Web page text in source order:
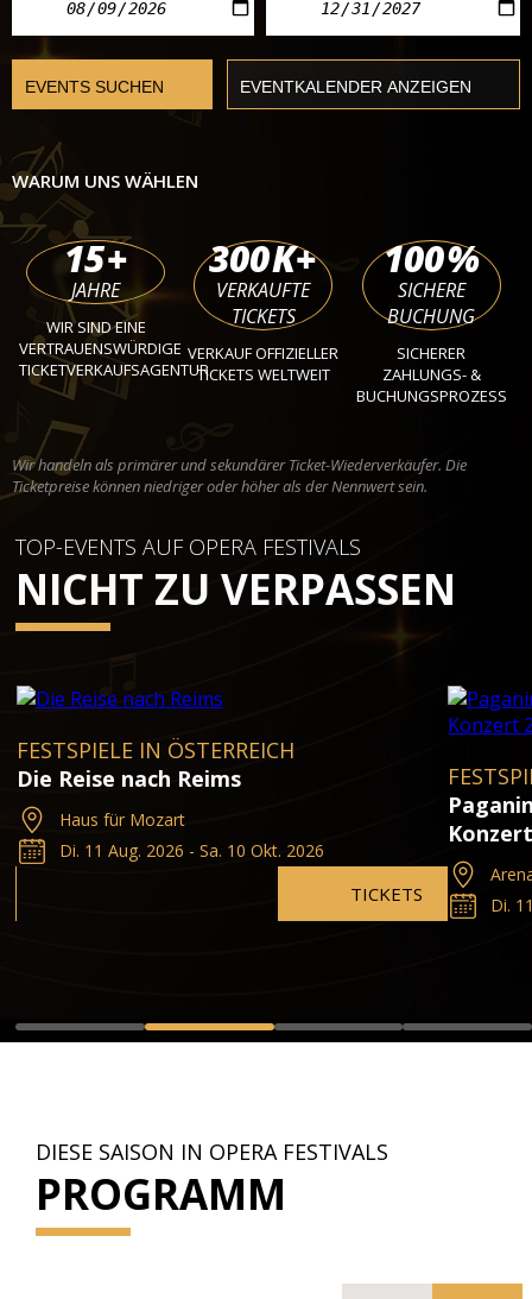
WARUM UNS WÄHLEN
15+
JAHRE
WIR SIND EINE
VERTRAUENSWÜRDIGE
TICKETVERKAUFSAGENTUR
300K+
VERKAUFTE
TICKETS
VERKAUF OFFIZIELLER
TICKETS WELTWEIT
100%
SICHERE
BUCHUNG
SICHERER
ZAHLUNGS- &
BUCHUNGSPROZESS
Wir handeln als primärer und sekundärer Ticket-Wiederverkäufer. Die
Ticketpreise können niedriger oder höher als der Nennwert sein.
TOP-EVENTS AUF OPERA FESTIVALS
NICHT ZU VERPASSEN
FESTSPIELE IN ÖSTERREICH
Die Reise nach Reims
Haus für Mozart
Di. 11 Aug. 2026 - Sa. 10 Okt. 2026
TICKETS
Di.
DIESE SAISON IN OPERA FESTIVALS
PROGRAMM